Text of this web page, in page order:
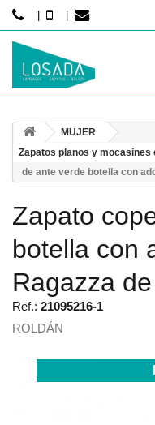
MUJER
Zapatos planos y mocasines
de ante verde botella con
Zapato
botella con
Ragazza
Ref.: 21095216-1
ROLDÁN